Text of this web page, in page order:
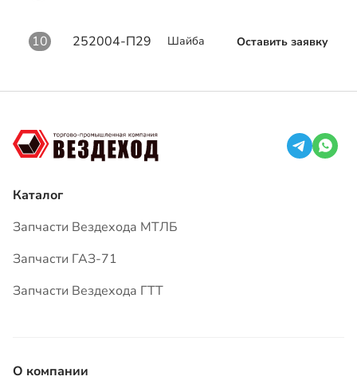
10 252004-П29 Шайба Оставить заявку
Каталог
Запчасти Вездехода МТЛБ
Запчасти ГАЗ-71
Запчасти Вездехода ГТТ
О компании